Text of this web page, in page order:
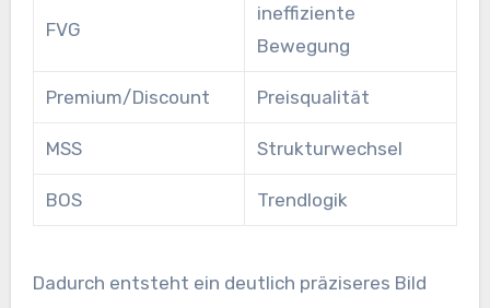
FVG
ineffiziente
Bewegung
Premium/Discount Preisqualität
MSS Strukturwechsel
BOS Trendlogik
Dadurch entsteht ein deutlich präziseres Bild